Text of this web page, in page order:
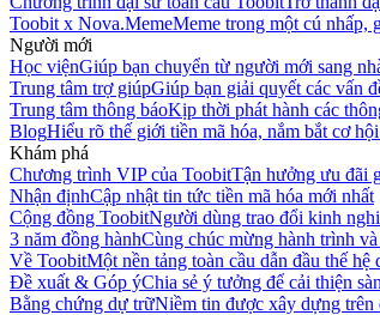
Toobit x Nova.MemeMeme trong một cú nhấp,
Người mới
Học việnGiúp bạn chuyển từ người mới sang
Trung tâm trợ giúpGiúp bạn giải quyết các vấn
Trung tâm thông báoKịp thời phát hành các
BlogHiểu rõ thế giới tiền mã hóa, nắm bắt cơ
Khám phá
Chương trình VIP của ToobitTận hưởng ưu đãi
Nhận địnhCập nhật tin tức tiền mã hóa mới nhất
Cộng đồng ToobitNgười dùng trao đổi kinh
3 năm đồng hànhCùng chúc mừng hành trình
Về ToobitMột nền tảng toàn cầu dẫn đầu thế
Đề xuất & Góp ýChia sẻ ý tưởng để cải thiện
Bằng chứng dự trữNiềm tin được xây dựng trên